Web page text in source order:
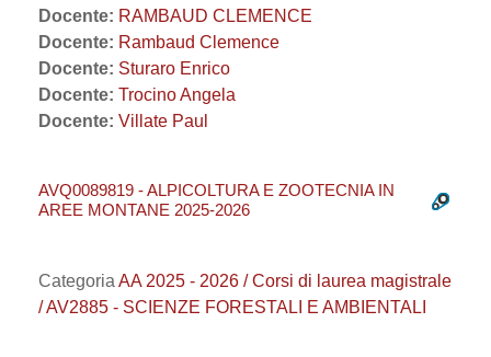
Docente: RAMBAUD CLEMENCE
Docente: Rambaud Clemence
Docente: Sturaro Enrico
Docente: Trocino Angela
Docente: Villate Paul
AVQ0089819 - ALPICOLTURA E ZOOTECNIA IN
AREE MONTANE 2025-2026
Categoria AA 2025 - 2026 / Corsi di laurea magistrale
/ AV2885 - SCIENZE FORESTALI E AMBIENTALI